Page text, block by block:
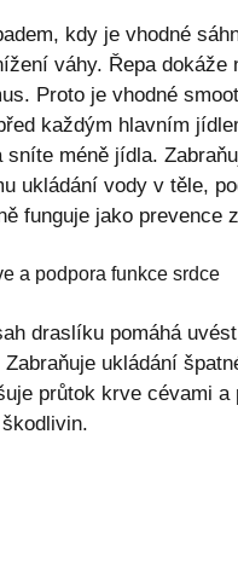
kdy je vhodné
váhy. Řepa dokáže
Proto je vhodné
každým hlavním
sníte méně jídla.
ukládání vody v těle,
funguje jako prevence
a podpora funkce srdce
draslíku pomáhá
ukládání
průtok krve cévami a